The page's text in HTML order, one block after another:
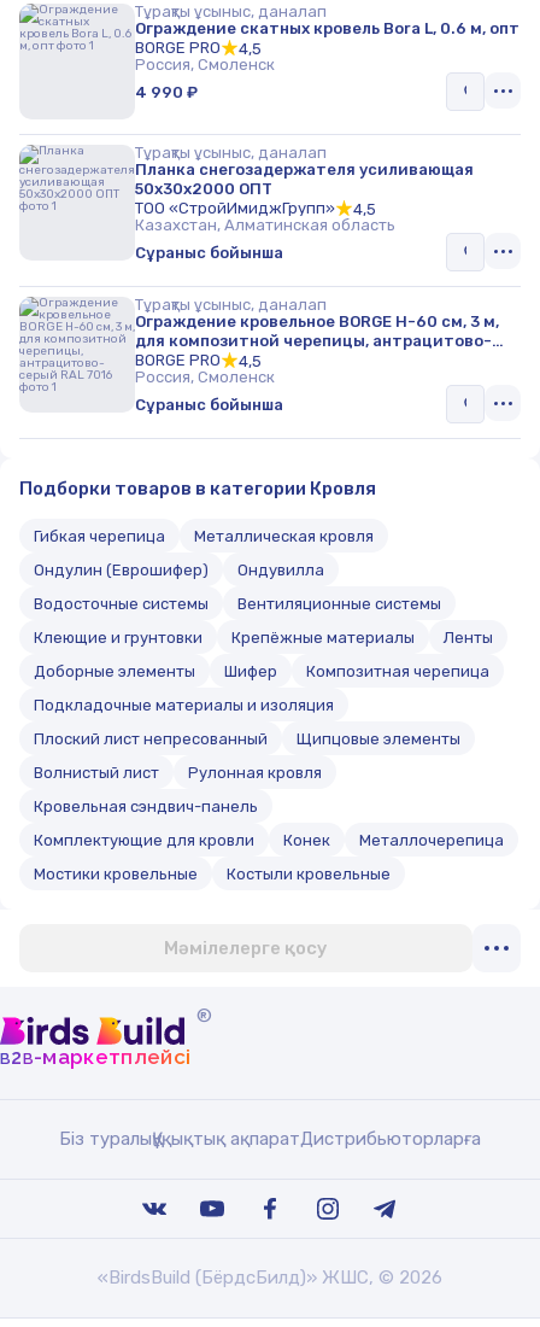
Тұрақты ұсыныс, даналап
Ограждение скатных кровель Bora L, 0.6 м, опт
BORGE PRO
4,5
Россия, Смоленск
4 990 ₽
Тұрақты ұсыныс, даналап
Планка снегозадержателя усиливающая
50х30х2000 ОПТ
ТОО «СтройИмиджГрупп»
4,5
Казахстан, Алматинская область
Сұраныс бойынша
Тұрақты ұсыныс, даналап
Ограждение кровельное BORGE H-60 см, 3 м,
для композитной черепицы, антрацитово-
серый RAL 7016
BORGE PRO
4,5
Россия, Смоленск
Сұраныс бойынша
Подборки товаров в категории Кровля
Гибкая черепица
Металлическая кровля
Ондулин (Еврошифер)
Ондувилла
Водосточные системы
Вентиляционные системы
Клеющие и грунтовки
Крепёжные материалы
Ленты
Доборные элементы
Шифер
Композитная черепица
Подкладочные материалы и изоляция
Плоский лист непресованный
Щипцовые элементы
Волнистый лист
Рулонная кровля
Кровельная сэндвич-панель
Комплектующие для кровли
Конек
Металлочерепица
Мостики кровельные
Костыли кровельные
Мәмілелерге қосу
®
b2b-маркетплейсі
Біз туралыҚұқықтық ақпаратДистрибьюторларға
«BirdsBuild (БёрдсБилд)» ЖШС, © 2026